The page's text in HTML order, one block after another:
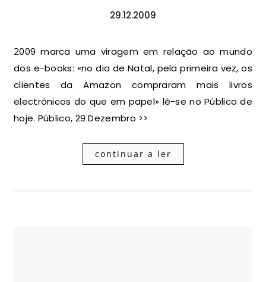
29.12.2009
2009 marca uma viragem em relação ao mundo
dos e-books: «no dia de Natal, pela primeira vez, os
clientes da Amazon compraram mais livros
electrónicos do que em papel» lê-se no Público de
hoje. Público, 29 Dezembro >>
continuar a ler